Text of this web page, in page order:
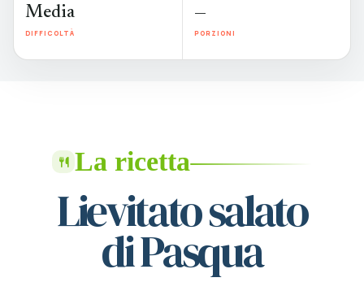
Media
DIFFICOLTÀ
—
PORZIONI
La ricetta
Lievitato salato
di Pasqua